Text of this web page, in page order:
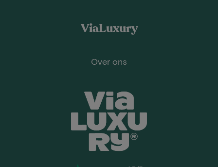
ViaLuxury
Over ons